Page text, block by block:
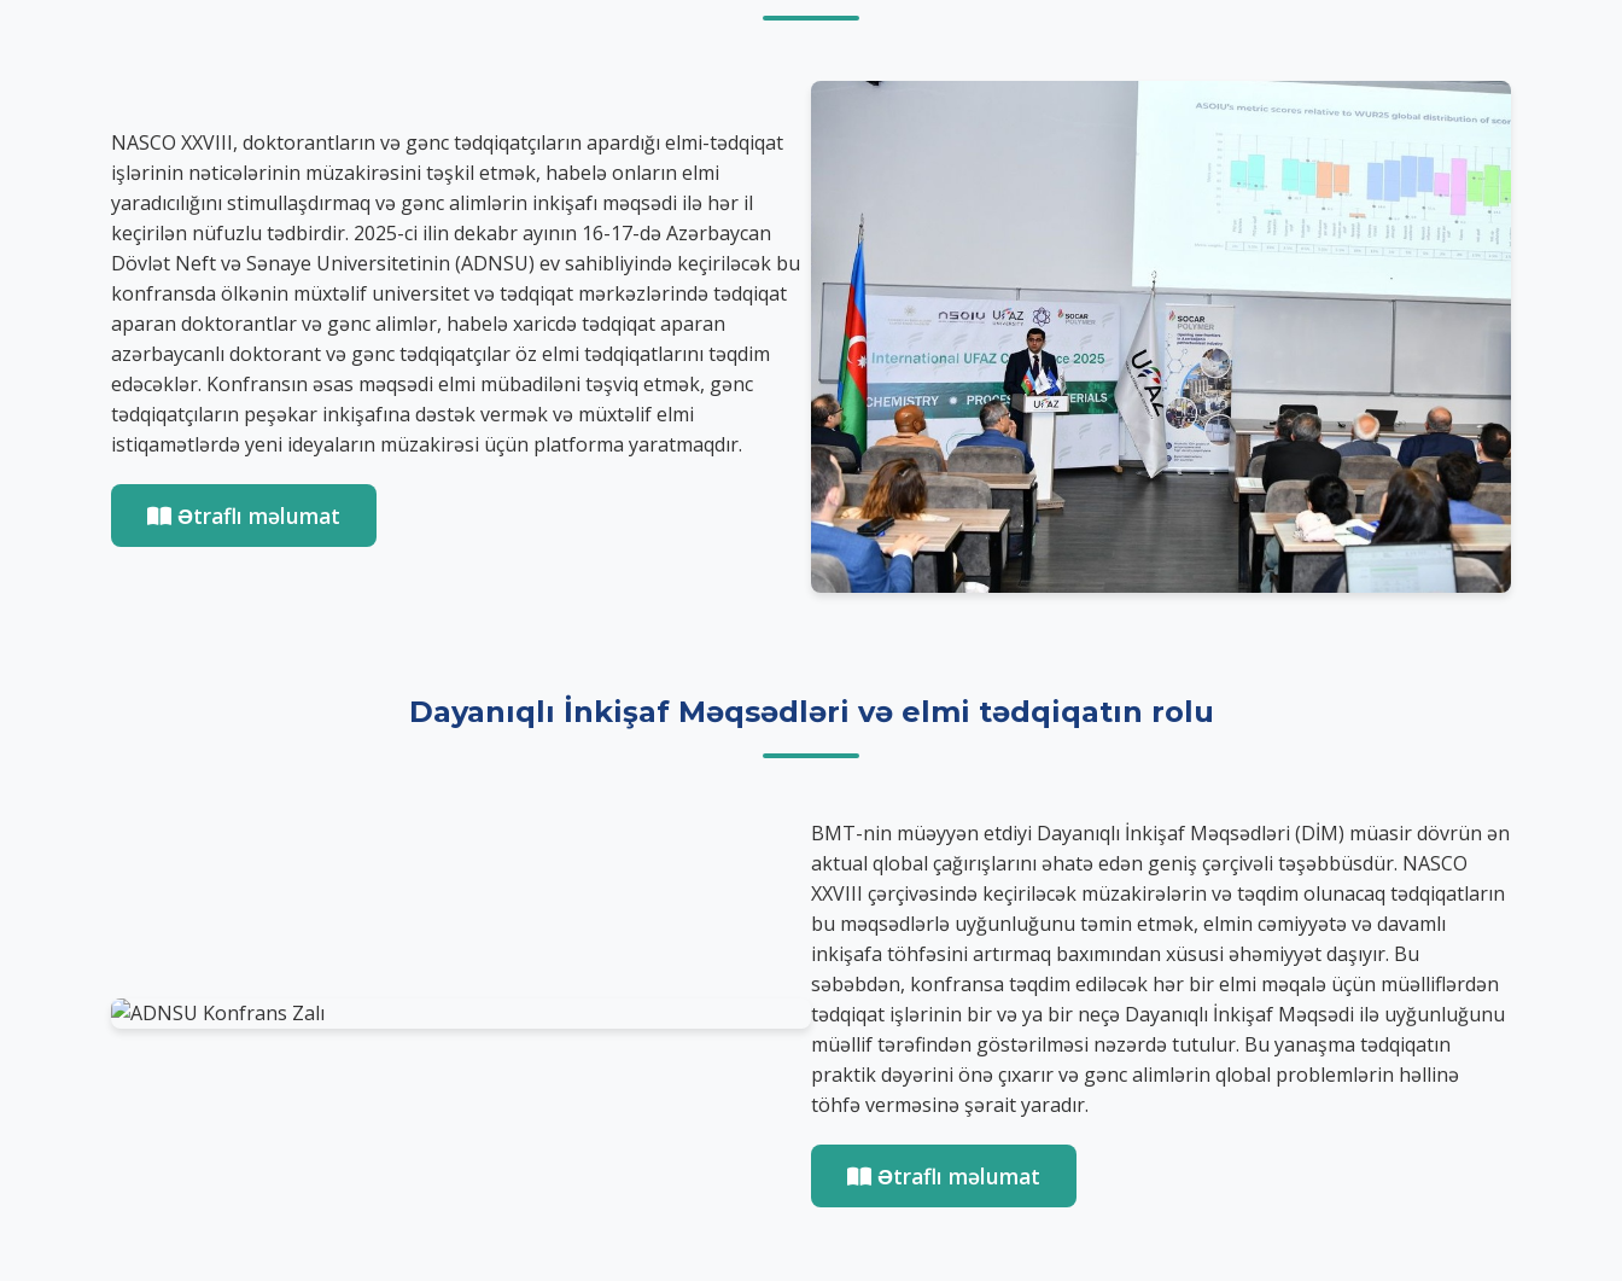
NASCO XXVIII, doktorantların və gənc tədqiqatçıların apardığı elmi-tədqiqat
işlərinin nəticələrinin müzakirəsini təşkil etmək, habelə onların elmi
yaradıcılığını stimullaşdırmaq və gənc alimlərin inkişafı məqsədi ilə hər il
keçirilən nüfuzlu tədbirdir. 2025-ci ilin dekabr ayının 16-17-də Azərbaycan
Dövlət Neft və Sənaye Universitetinin (ADNSU) ev sahibliyində keçiriləcək bu
konfransda ölkənin müxtəlif universitet və tədqiqat mərkəzlərində tədqiqat
aparan doktorantlar və gənc alimlər, habelə xaricdə tədqiqat aparan
azərbaycanlı doktorant və gənc tədqiqatçılar öz elmi tədqiqatlarını təqdim
edəcəklər. Konfransın əsas məqsədi elmi mübadiləni təşviq etmək, gənc
tədqiqatçıların peşəkar inkişafına dəstək vermək və müxtəlif elmi
istiqamətlərdə yeni ideyaların müzakirəsi üçün platforma yaratmaqdır.
Ətraflı məlumat
Dayanıqlı İnkişaf Məqsədləri və elmi tədqiqatın rolu
BMT-nin müəyyən etdiyi Dayanıqlı İnkişaf Məqsədləri (DİM) müasir dövrün ən
aktual qlobal çağırışlarını əhatə edən geniş çərçivəli təşəbbüsdür. NASCO
XXVIII çərçivəsində keçiriləcək müzakirələrin və təqdim olunacaq tədqiqatların
bu məqsədlərlə uyğunluğunu təmin etmək, elmin cəmiyyətə və davamlı
inkişafa töhfəsini artırmaq baxımından xüsusi əhəmiyyət daşıyır. Bu
səbəbdən, konfransa təqdim ediləcək hər bir elmi məqalə üçün müəlliflərdən
tədqiqat işlərinin bir və ya bir neçə Dayanıqlı İnkişaf Məqsədi ilə uyğunluğunu
müəllif tərəfindən göstərilməsi nəzərdə tutulur. Bu yanaşma tədqiqatın
praktik dəyərini önə çıxarır və gənc alimlərin qlobal problemlərin həllinə
töhfə verməsinə şərait yaradır.
Ətraflı məlumat